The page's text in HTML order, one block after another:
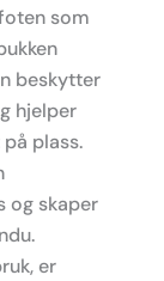
som
beskytter
hjelper
plass.
og skaper
er